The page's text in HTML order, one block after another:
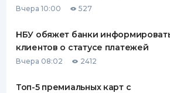
СТРАХОВАНИЮ
ВСЕ СТРАХОВЫЕ ПОЛИСЫ
Вчера 10:00 527
НБУ обяжет банки
клиентов о статусе платежей
Вчера 08:02 2412
Топ-5 премиальных карт с